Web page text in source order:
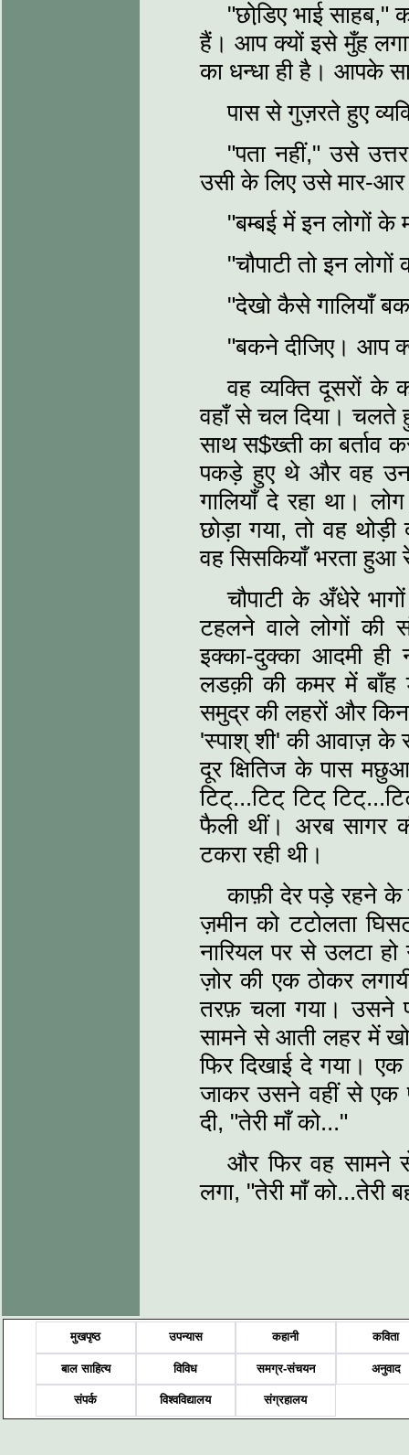
"छोडि़ए भाई
हैं। आप क्यों इसे मुँह
का धन्धा ही है। आपके
पास से गुज़रते हुए
"पता नहीं," उसे
उसी के लिए उसे मार-
"बम्बई में इन लोगों
"चौपाटी तो इन
"देखो कैसे गालियाँ
"बकने दीजिए। आप
वह व्यक्ति दूसरों के
वहाँ से चल दिया। चलते
साथ स$ख्ती का बर्ताव
पकड़े हुए थे और वह
गालियाँ दे रहा था।
छोड़ा गया, तो वह
वह सिसकियाँ भरता हुआ
चौपाटी के अँधेरे
टहलने वाले लोगों की
इक्का-दुक्का आदमी
लडक़ी की कमर में बाँह
समुद्र की लहरों और
'स्पाश्‌ शी' की आवाज़ के
दूर क्षितिज के पास मछुआ-
टिट्‌...टिट्‌ टिट्‌
फैली थीं। अरब सागर
टकरा रही थी।
काफ़ी देर पड़े रहने
ज़मीन को टटोलता
नारियल पर से उलटा
ज़ोर की एक ठोकर
तरफ़ चला गया। उसने
सामने से आती लहर में
फिर दिखाई दे गया।
जाकर उसने वहीं से एक
दी, "तेरी माँ को..."
और फिर वह सामने
लगा, "तेरी माँ को...तेरी
मुखपृष्ठ उपन्यास कहानी कविता
बाल साहित्य विविध समग्र-संचयन अनुवाद
संपर्क विश्वविद्यालय संग्रहालय